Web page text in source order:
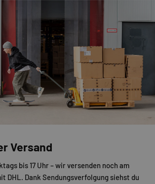
Versand
bis 17 Uhr – wir versenden noch am
DHL. Dank Sendungsverfolgung siehst du